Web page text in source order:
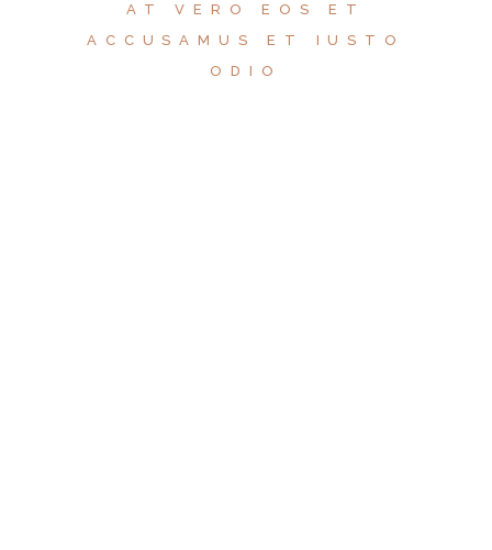
AT VERO EOS ET
ACCUSAMUS ET IUSTO
ODIO